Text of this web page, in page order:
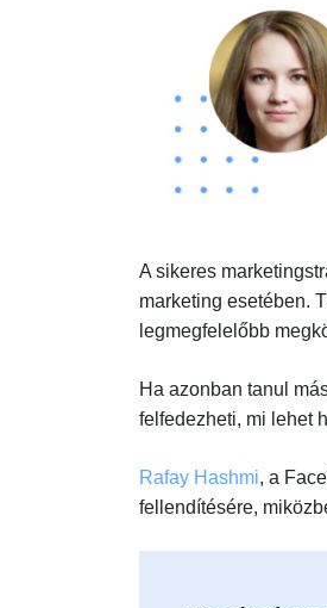
A sikeres
marketing esetében.
legmegfelelőbb
Ha azonban tanul
felfedezheti, mi lehet
Rafay Hashmi, a
fellendítésére,